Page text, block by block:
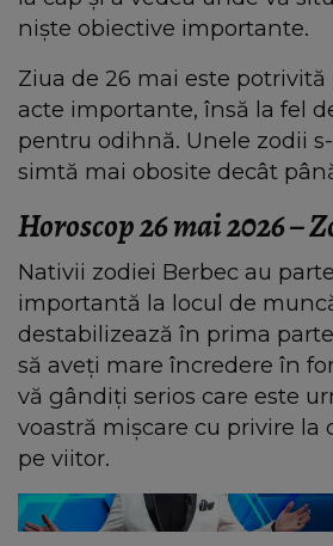
niște obiective importante.
Ziua de 26 mai este
acte importante, însă la fel
pentru odihnă. Unele zodii
simtă mai obosite decât
Horoscop 26 mai 2026 –
Nativii zodiei Berbec au
importantă la locul de
destabilizează în prima
să aveți mare încredere în
vă gândiți serios care este
voastră mișcare cu privire la
pe viitor.